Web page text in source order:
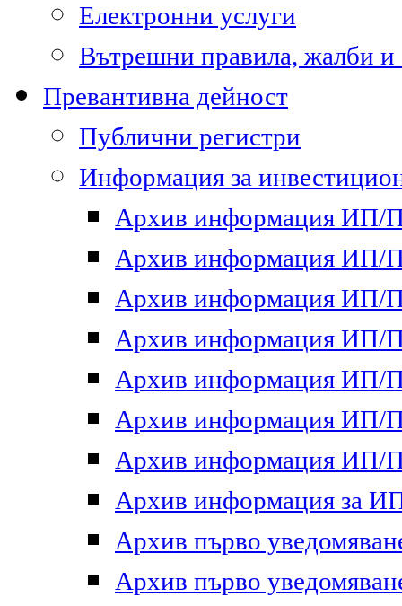
Електронни услуги
Вътрешни правила, жалби и
Превантивна дейност
Публични регистри
Информация за
Архив информация ИП/
Архив информация ИП/
Архив информация ИП/
Архив информация ИП/
Архив информация ИП/
Архив информация ИП/
Архив информация ИП/
Архив информация за
Архив първо
Архив първо